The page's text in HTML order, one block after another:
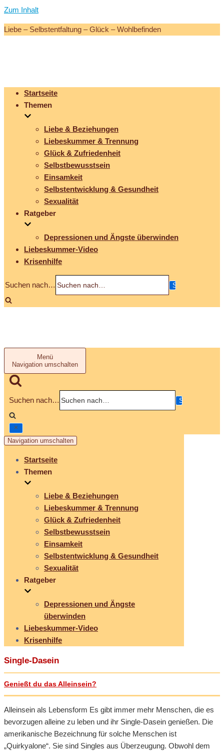
Zum Inhalt
Liebe – Selbstentfaltung – Glück – Wohlbefinden
Startseite
Themen
Liebe & Beziehungen
Liebeskummer & Trennung
Glück & Zufriedenheit
Selbstbewusstsein
Einsamkeit
Selbstentwicklung & Gesundheit
Sexualität
Ratgeber
Depressionen und Ängste überwinden
Liebeskummer-Video
Krisenhilfe
Suchen nach…
Menü
Navigation umschalten
Suchen nach…
Navigation umschalten
Startseite
Themen
Liebe & Beziehungen
Liebeskummer & Trennung
Glück & Zufriedenheit
Selbstbewusstsein
Einsamkeit
Selbstentwicklung & Gesundheit
Sexualität
Ratgeber
Depressionen und Ängste
überwinden
Liebeskummer-Video
Krisenhilfe
Single-Dasein
Genießt du das Alleinsein?
Alleinsein als Lebensform Es gibt immer mehr Menschen, die es
bevorzugen alleine zu leben und ihr Single-Dasein genießen. Die
amerikanische Bezeichnung für solche Menschen ist
„Quirkyalone“. Sie sind Singles aus Überzeugung. Obwohl dem